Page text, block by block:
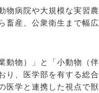
物病院や大規模な実習
畜産、公衆衛生まで幅
動物）」と「小動物（
、医学部を有する総
医学と連携した視点で